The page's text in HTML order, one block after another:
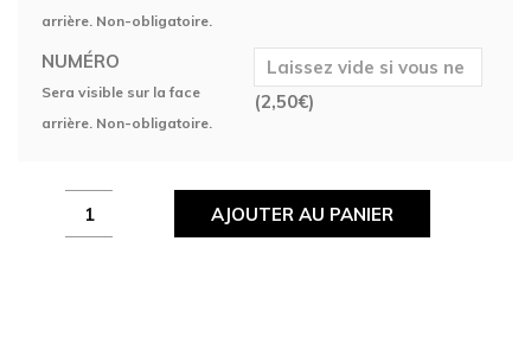
arrière. Non-obligatoire.
NUMÉRO
Sera visible sur la face
arrière. Non-obligatoire.
(2,50€)
Maillot
Esport
AJOUTER AU PANIER